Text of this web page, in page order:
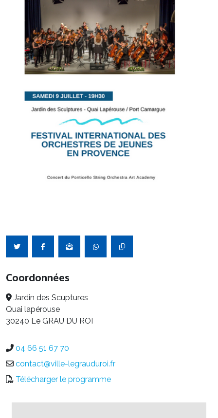
Coordonnées
Jardin des Scuptures
Quai lapérouse
30240 Le GRAU DU ROI
04 66 51 67 70
contact@ville-legrauduroi.fr
Télécharger le programme